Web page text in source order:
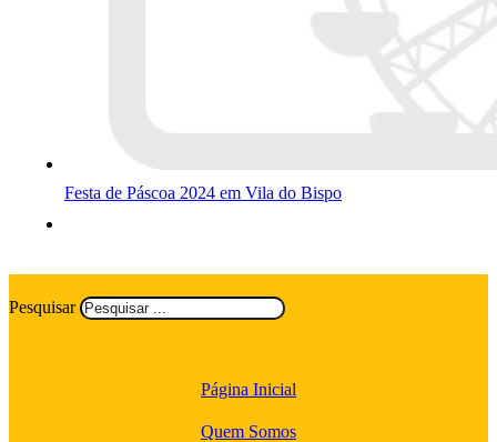
Festa de Páscoa 2024 em Vila do Bispo
Pesquisar
Página Inicial
Quem Somos